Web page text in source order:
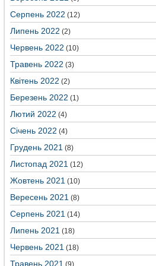
Серпень 2022 (12)
Липень 2022 (2)
Червень 2022 (10)
Травень 2022 (3)
Квітень 2022 (2)
Березень 2022 (1)
Лютий 2022 (4)
Січень 2022 (4)
Грудень 2021 (8)
Листопад 2021 (12)
Жовтень 2021 (10)
Вересень 2021 (8)
Серпень 2021 (14)
Липень 2021 (18)
Червень 2021 (18)
Травень 2021 (9)